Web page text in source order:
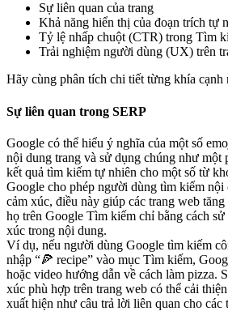
Sự liên quan của trang
Khả năng hiển thị của đoạn trích tự
Tỷ lệ nhấp chuột (CTR) trong Tìm
Trải nghiệm người dùng (UX) trên
Hãy cùng phân tích chi tiết từng khía cạnh
Sự liên quan trong SERP
Google có thể hiểu ý nghĩa của một số
nội dung trang và sử dụng chúng như một
kết quả tìm kiếm tự nhiên cho một số từ
Google cho phép người dùng tìm kiếm nội
cảm xúc, điều này giúp các trang web
họ trên Google Tìm kiếm chỉ bằng cách
xúc trong nội dung.
Ví dụ, nếu người dùng Google tìm kiếm
nhập “🍕 recipe” vào mục Tìm kiếm,
hoặc video hướng dẫn về cách làm pizza.
xúc phù hợp trên trang web có thể cải
xuất hiện như câu trả lời liên quan cho các